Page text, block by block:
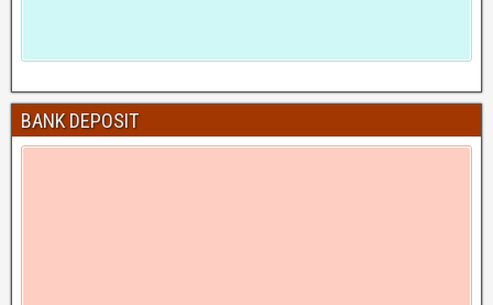
BANK DEPOSIT